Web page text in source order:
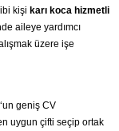
kişi karı koca hizmetli
aileye yardımcı
üzere işe
geniş CV
uygun çifti seçip ortak